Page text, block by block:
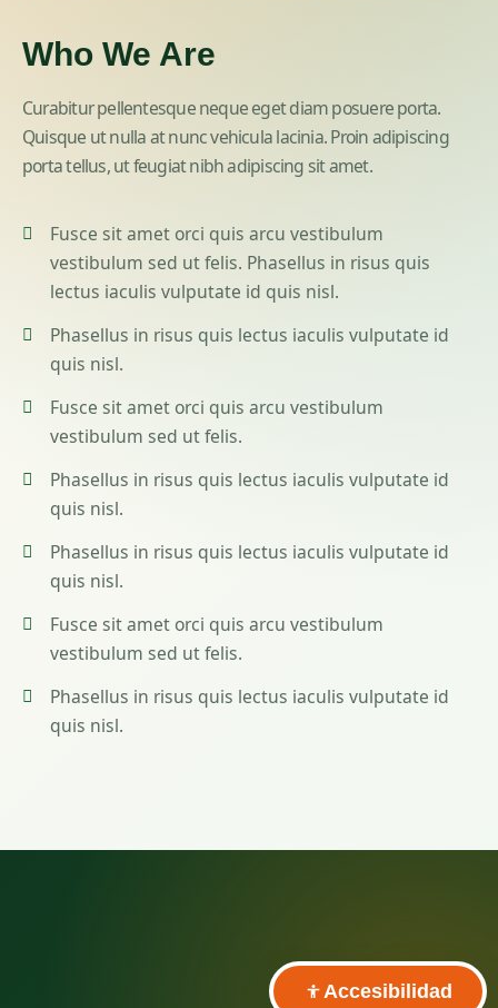
Who We Are
Curabitur pellentesque neque eget diam posuere porta.
Quisque ut nulla at nunc vehicula lacinia. Proin adipiscing
porta tellus, ut feugiat nibh adipiscing sit amet.
Fusce sit amet orci quis arcu vestibulum
vestibulum sed ut felis. Phasellus in risus quis
lectus iaculis vulputate id quis nisl.
Phasellus in risus quis lectus iaculis vulputate id
quis nisl.
Fusce sit amet orci quis arcu vestibulum
vestibulum sed ut felis.
Phasellus in risus quis lectus iaculis vulputate id
quis nisl.
Phasellus in risus quis lectus iaculis vulputate id
quis nisl.
Fusce sit amet orci quis arcu vestibulum
vestibulum sed ut felis.
Phasellus in risus quis lectus iaculis vulputate id
quis nisl.
Accesibilidad